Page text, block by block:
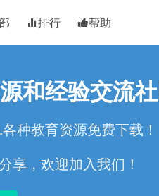
排行 帮助
和经验交流
种教育资源免费下载！
享，欢迎加入我们！